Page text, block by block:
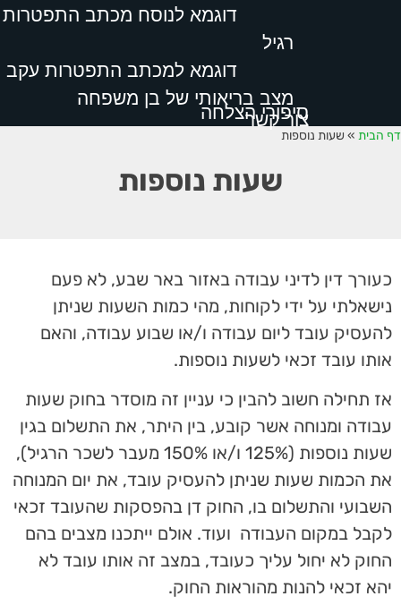
דוגמא לנוסח מכתב התפטרות
רגיל
דוגמא למכתב התפטרות עקב
מצב בריאותי של בן משפחה
סיפורי הצלחה
צור קשר
דף הבית » שעות נוספות
שעות נוספות
כעורך דין לדיני עבודה באזור באר שבע, לא פעם
נישאלתי על ידי לקוחות, מהי כמות השעות שניתן
להעסיק עובד ליום עבודה ו/או שבוע עבודה, והאם
אותו עובד זכאי לשעות נוספות.
אז תחילה חשוב להבין כי עניין זה מוסדר בחוק שעות
עבודה ומנוחה אשר קובע, בין היתר, את התשלום בגין
שעות נוספות (125% ו/או 150% מעבר לשכר הרגיל),
את הכמות שעות שניתן להעסיק עובד, את יום המנוחה
השבועי והתשלום בו, החוק דן בהפסקות שהעובד זכאי
לקבל במקום העבודה ועוד. אולם ייתכנו מצבים בהם
החוק לא יחול עליך כעובד, במצב זה אותו עובד לא
יהא זכאי להנות מהוראות החוק.